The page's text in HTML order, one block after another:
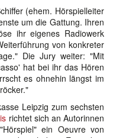
(ehem. Hörspielleiter
um die Gattung. Ihren
ihr eigenes Radiowerk
von konkreter
Die Jury weiter: "Mit
hat bei ihr das Hören
es ohnehin längst im
Leipzig zum sechsten
richtet sich an Autorinnen
ein Oeuvre von